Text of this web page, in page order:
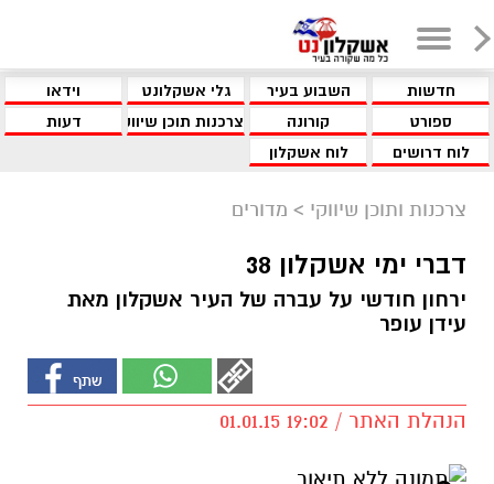
חדשות השבוע בעיר גלי אשקלונט
וידאו
ספורט
קורונה צרכנות תוכן שיווקי
דעות
לוח דרושים
לוח אשקלון
צרכנות ותוכן שיווקי > מדורים
דברי ימי אשקלון 38
ירחון חודשי על עברה של העיר אשקלון מאת
עידן עופר
הנהלת האתר / 19:02 01.01.15